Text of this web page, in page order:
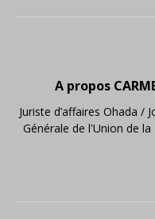
A propos
Juriste d’affaires Ohada /
Générale de l'Union de